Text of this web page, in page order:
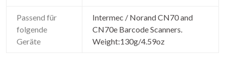
Passend für
folgende
Geräte
Intermec / Norand CN70 and
CN70e Barcode Scanners.
Weight:130g/4.59oz